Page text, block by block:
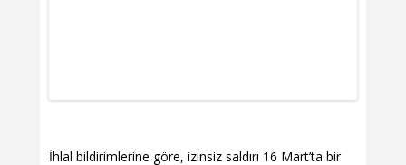
İhlal bildirimlerine göre, izinsiz saldırı 16 Mart’ta bir